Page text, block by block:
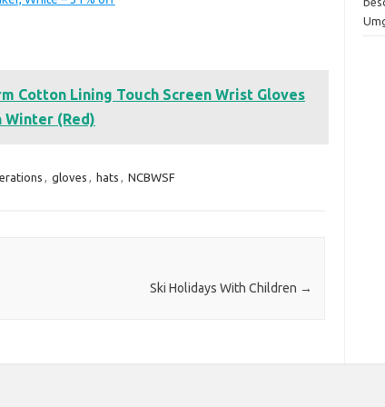
Cotton Lining Touch Screen Wrist Gloves
Winter (Red)
, gloves , hats , NCBWSF
Ski Holidays With Children →